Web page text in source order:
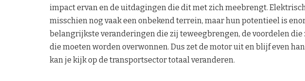
impact ervan en de uitdagingen die dit met zich meebrengt.
misschien nog vaak een onbekend terrein, maar hun potentieel is
belangrijkste veranderingen die zij teweegbrengen, de voordelen
die moeten worden overwonnen. Dus zet de motor uit en blijf even
kan je kijk op de transportsector totaal veranderen.